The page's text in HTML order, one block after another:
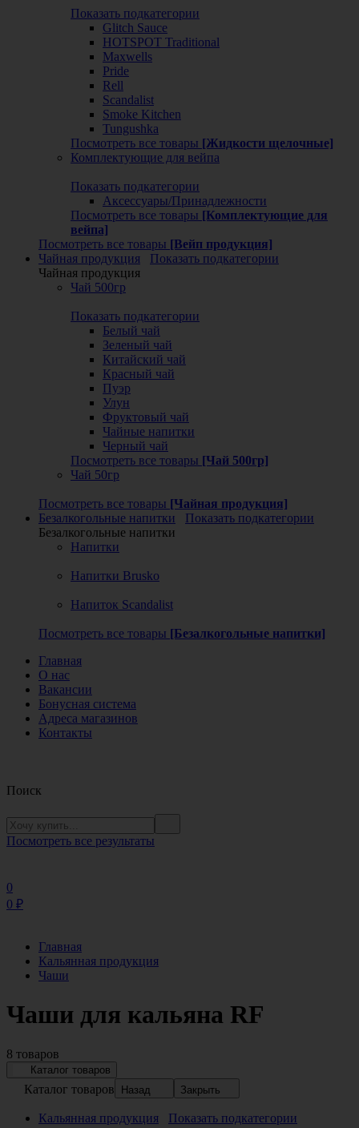
Показать подкатегории
Glitch Sauce
HOTSPOT Traditional
Maxwells
Pride
Rell
Scandalist
Smoke Kitchen
Tungushka
Посмотреть все товары [Жидкости щелочные]
Комплектующие для вейпа
Показать подкатегории
Аксессуары/Принадлежности
Посмотреть все товары [Комплектующие для
вейпа]
Посмотреть все товары [Вейп продукция]
Чайная продукция
Показать подкатегории
Чайная продукция
Чай 500гр
Показать подкатегории
Белый чай
Зеленый чай
Китайский чай
Красный чай
Пуэр
Улун
Фруктовый чай
Чайные напитки
Черный чай
Посмотреть все товары [Чай 500гр]
Чай 50гр
Посмотреть все товары [Чайная продукция]
Безалкогольные напитки
Показать подкатегории
Безалкогольные напитки
Напитки
Напитки Brusko
Напиток Scandalist
Посмотреть все товары [Безалкогольные напитки]
Главная
О нас
Вакансии
Бонусная система
Адреса магазинов
Контакты
Поиск
Посмотреть все результаты
0
0 ₽
Главная
Кальянная продукция
Чаши
Чаши для кальяна RF
8 товаров
Каталог товаров
Каталог товаров Назад Закрыть
Кальянная продукция
Показать подкатегории